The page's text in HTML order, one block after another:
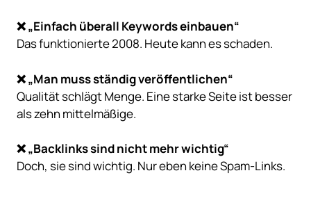
❌ „Einfach überall Keywords einbauen“
Das funktionierte 2008. Heute kann es schaden.
❌ „Man muss ständig veröffentlichen“
Qualität schlägt Menge. Eine starke Seite ist besser
als zehn mittelmäßige.
❌ „Backlinks sind nicht mehr wichtig“
Doch, sie sind wichtig. Nur eben keine Spam-Links.